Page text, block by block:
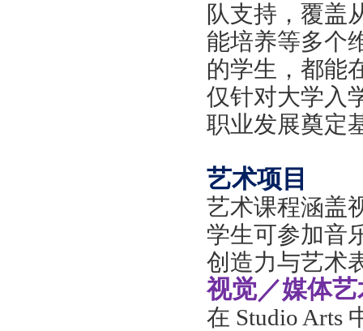
队支持，覆盖
能培养等多个
的学生，都能
仅针对大学入
职业发展奠定
艺术项目
艺术课程涵盖
学生可参加音
创造力与艺术
视觉／媒体艺
在 Studio Arts